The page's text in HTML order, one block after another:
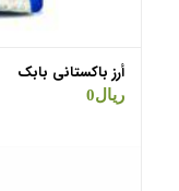
أرز باکستانی بابک
ریال0